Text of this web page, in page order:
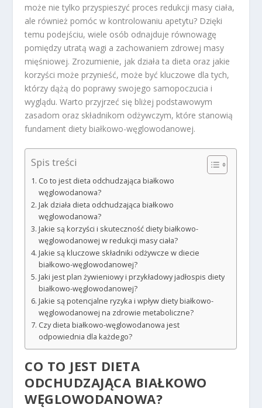
może nie tylko przyspieszyć proces redukcji masy ciała,
ale również pomóc w kontrolowaniu apetytu? Dzięki
temu podejściu, wiele osób odnajduje równowagę
pomiędzy utratą wagi a zachowaniem zdrowej masy
mięśniowej. Zrozumienie, jak działa ta dieta oraz jakie
korzyści może przynieść, może być kluczowe dla tych,
którzy dążą do poprawy swojego samopoczucia i
wyglądu. Warto przyjrzeć się bliżej podstawowym
zasadom oraz składnikom odżywczym, które stanowią
fundament diety białkowo-węglowodanowej.
Spis treści
Co to jest dieta odchudzająca białkowo
węglowodanowa?
Jak działa dieta odchudzająca białkowo
węglowodanowa?
Jakie są korzyści i skuteczność diety białkowo-
węglowodanowej w redukcji masy ciała?
Jakie są kluczowe składniki odżywcze w diecie
białkowo-węglowodanowej?
Jaki jest plan żywieniowy i przykładowy jadłospis diety
białkowo-węglowodanowej?
Jakie są potencjalne ryzyka i wpływ diety białkowo-
węglowodanowej na zdrowie metaboliczne?
Czy dieta białkowo-węglowodanowa jest
odpowiednia dla każdego?
CO TO JEST DIETA
ODCHUDZAJĄCA BIAŁKOWO
WĘGLOWODANOWA?